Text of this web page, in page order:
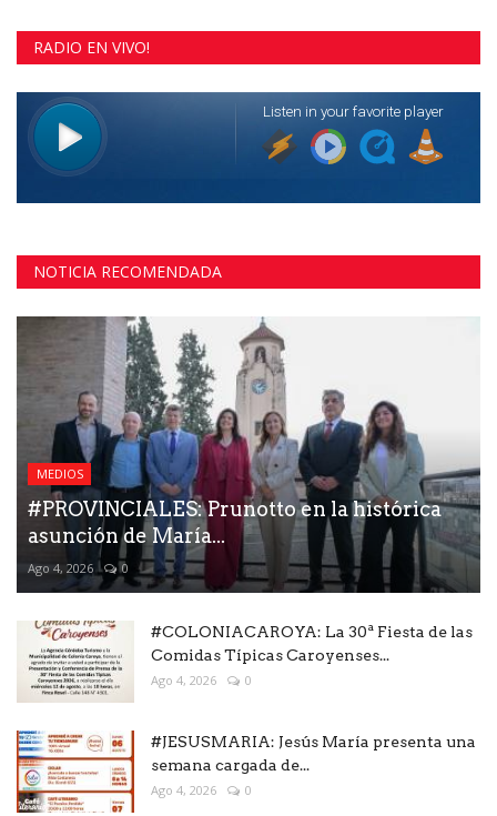
RADIO EN VIVO!
NOTICIA RECOMENDADA
MEDIOS
#PROVINCIALES: Prunotto en la histórica
asunción de María...
Ago 4, 2026 0
#COLONIACAROYA: La 30ª Fiesta de las
Comidas Típicas Caroyenses...
Ago 4, 2026 0
#JESUSMARIA: Jesús María presenta una
semana cargada de...
Ago 4, 2026 0